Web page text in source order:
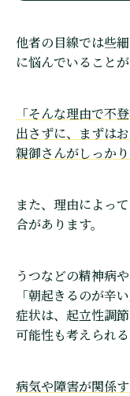
他者の目線では些
に悩んでいることが
「そんな理由で不
出さずに、まずは
親御さんがしっか
また、理由によっ
合があります。
うつなどの精神病
「朝起きるのが辛
症状は、起立性調
可能性も考えられる
病気や障害が関係